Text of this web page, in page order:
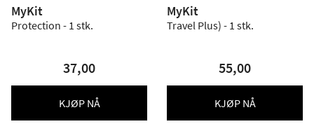
MyKit
Protection - 1 stk.
37,00
KJØP NÅ
MyKit
Travel Plus) - 1 stk.
55,00
KJØP NÅ